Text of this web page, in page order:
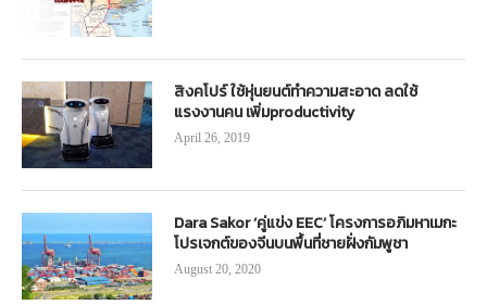
สิงคโปร์ ใช้หุ่นยนต์ทำความสะอาด ลดใช้
แรงงานคน เพิ่มproductivity
April 26, 2019
Dara Sakor ‘คู่แข่ง EEC’ โครงการอภิมหาเมกะ
โปรเจกต์ของจีนบนพื้นที่ชายฝั่งกัมพูชา
August 20, 2020